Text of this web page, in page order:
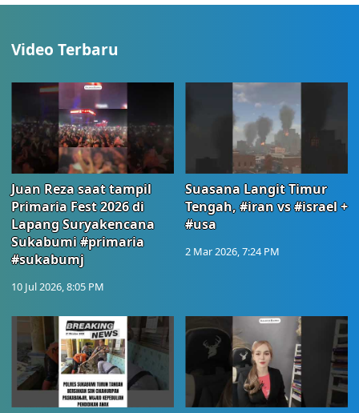
Video Terbaru
Juan Reza saat tampil
Primaria Fest 2026 di
Lapang Suryakencana
Sukabumi #primaria
#sukabumj
10 Jul 2026, 8:05 PM
Suasana Langit Timur
Tengah, #iran vs #israel +
#usa
2 Mar 2026, 7:24 PM